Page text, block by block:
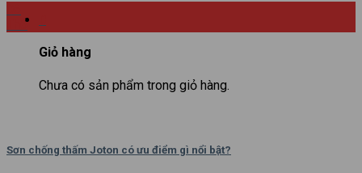
Giỏ hàng
Chưa có sản phẩm trong giỏ hàng.
Th6
Sơn chống thấm Joton có ưu điểm gì nổi bật?